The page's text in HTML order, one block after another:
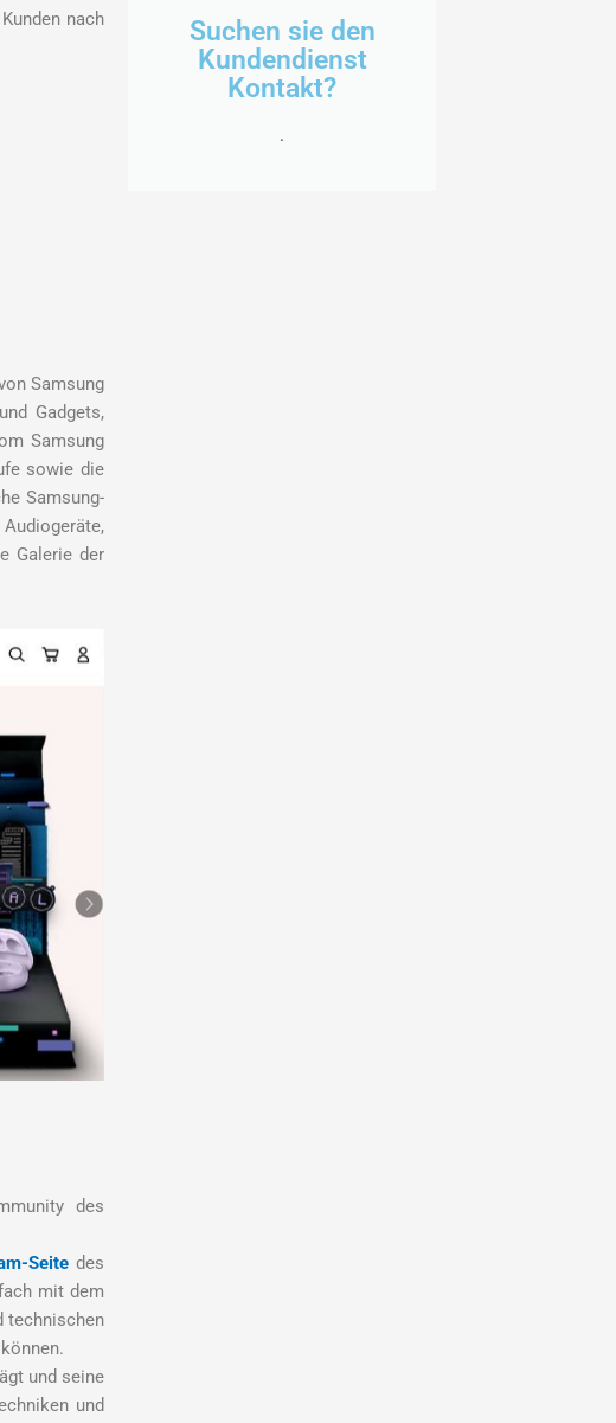
nach
Samsung
Gadgets,
Samsung
sowie die
Samsung-
Galerie der
des
Seite des
mit dem
technischen
und seine
und
Suchen sie den
Kundendienst
Kontakt?
.